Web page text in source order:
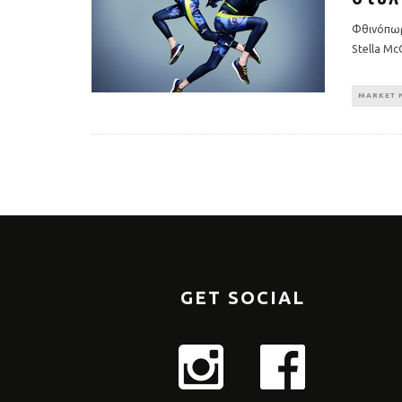
Stella
MARKET
GET SOCIAL